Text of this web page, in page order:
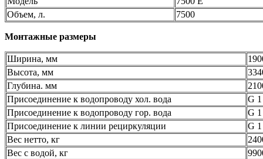
Объем, л.
7500
Монтажные размеры
Ширина, мм
Высота, мм
Глубина. мм
Присоединение к водопроводу хол. вода
G
Присоединение к водопроводу гор. вода
G
Присоединение к линии рециркуляции
G 1
Вес нетто, кг
Вес с водой, кг